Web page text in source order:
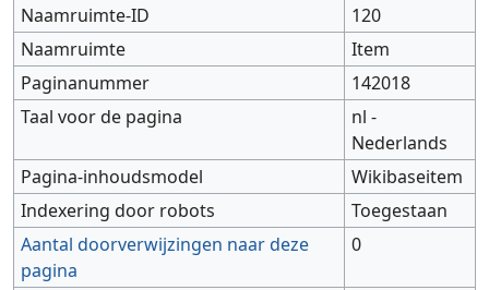
Naamruimte-ID
120
Naamruimte
Item
Paginanummer
142018
Taal voor de pagina
nl -
Nederlands
Pagina-inhoudsmodel
Wikibaseitem
Indexering door robots
Toegestaan
Aantal doorverwijzingen naar deze
pagina
0